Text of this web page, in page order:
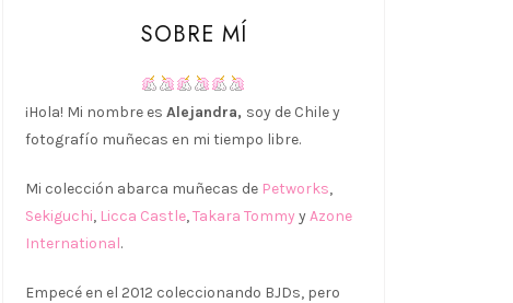
SOBRE MÍ
¡Hola! Mi nombre es Alejandra, soy de Chile y
fotografío muñecas en mi tiempo libre.
Mi colección abarca muñecas de Petworks,
Sekiguchi, Licca Castle,Takara Tommy yAzone
International.
Empecé en el 2012 coleccionando BJDs, pero